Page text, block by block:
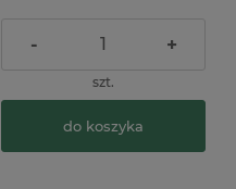
- +
szt.
do koszyka